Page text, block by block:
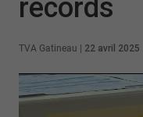
records
TVA Gatineau 22 avril 2025